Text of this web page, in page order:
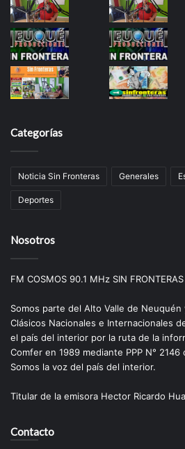
Categorías
Noticia Sin Fronteras Generales
Deportes
Nosotros
FM COSMOS 90.1 MHz SIN
Somos parte del Alto Valle de Neuquén
Clásicos Nacionales e Internacionales
el país del interior por la ruta de la
Comfer en 1989 mediante PPP N° 2146
Somos la voz del país del interior.
Titular de la emisora Hector Ricardo
Contacto